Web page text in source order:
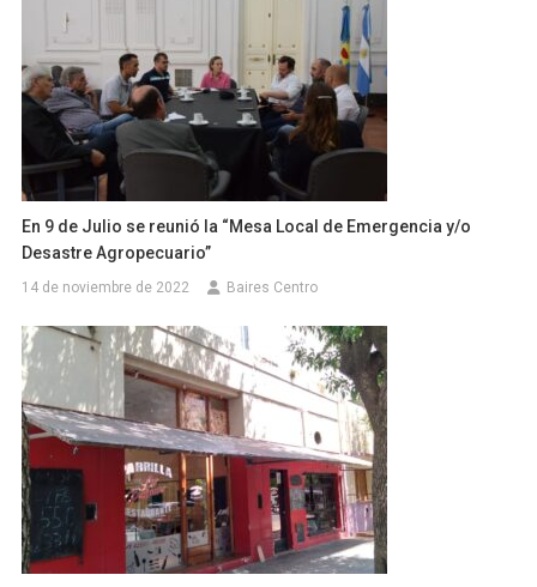
En 9 de Julio se reunió la “Mesa Local de Emergencia y/o
Desastre Agropecuario”
14 de noviembre de 2022 Baires Centro